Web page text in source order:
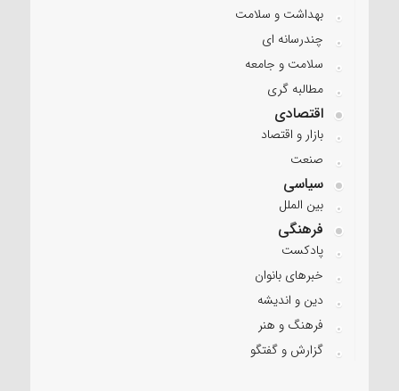
بهداشت و سلامت
چندرسانه ای
سلامت و جامعه
مطالبه گری
اقتصادی
بازار و اقتصاد
صنعت
سیاسی
بین الملل
فرهنگی
پادکست
خبرهای بانوان
دین و اندیشه
فرهنگ و هنر
گزارش و گفتگو